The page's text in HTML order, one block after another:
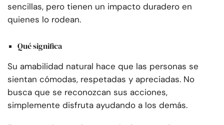
sencillas, pero tienen un impacto duradero en
quienes lo rodean.
Qué significa
Su amabilidad natural hace que las personas se
sientan cómodas, respetadas y apreciadas. No
busca que se reconozcan sus acciones,
simplemente disfruta ayudando a los demás.